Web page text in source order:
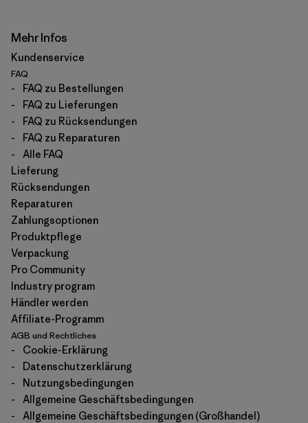
Mehr Infos
Kundenservice
FAQ
-
FAQ zu Bestellungen
-
FAQ zu Lieferungen
-
FAQ zu Rücksendungen
-
FAQ zu Reparaturen
-
Alle FAQ
Lieferung
Rücksendungen
Reparaturen
Zahlungsoptionen
Produktpflege
Verpackung
Pro Community
Industry program
Händler werden
Affiliate-Programm
AGB und Rechtliches
-
Cookie-Erklärung
-
Datenschutzerklärung
-
Nutzungsbedingungen
-
Allgemeine Geschäftsbedingungen
-
Allgemeine Geschäftsbedingungen (Großhandel)